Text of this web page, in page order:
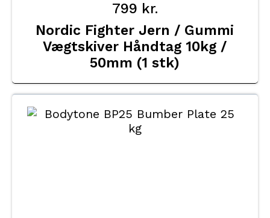
Nordic Fighter Jern / Gummi
Vægtskiver Håndtag 10kg /
50mm (1 stk)
799 kr.